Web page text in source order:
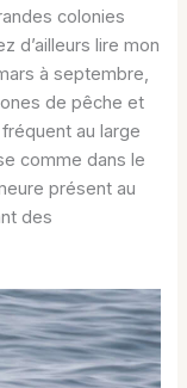
colonies
d’ailleurs lire mon
à septembre,
de pêche et
au large
comme dans le
présent au
des